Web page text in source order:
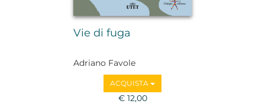
Vie di fuga
Adriano Favole
ACQUISTA
€ 12,00